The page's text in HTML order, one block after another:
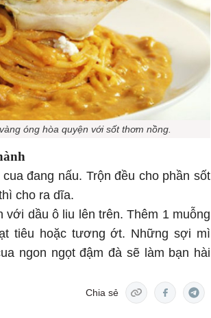
óng hòa quyện với sốt thơm nồng.
đang nấu. Trộn đều cho phần sốt
cho ra dĩa.
dầu ô liu lên trên. Thêm 1 muỗng
tiêu hoặc tương ớt. Những sợi mì
ngon ngọt đậm đà sẽ làm bạn hài
Chia sẻ